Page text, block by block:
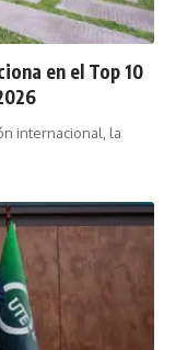
en el Top 10
internacional, la